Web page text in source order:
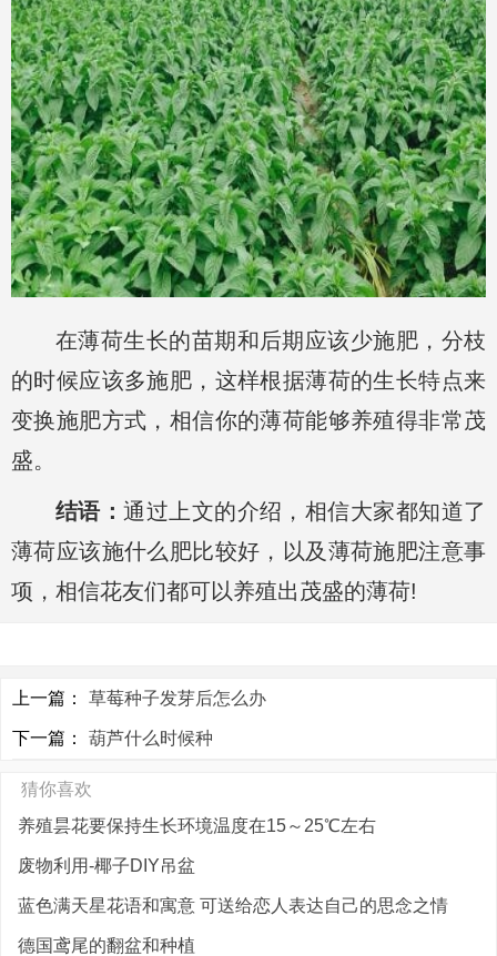
在薄荷生长的苗期和后期应该少施肥，分枝
的时候应该多施肥，这样根据薄荷的生长特点来
变换施肥方式，相信你的薄荷能够养殖得非常茂
盛。
结语：通过上文的介绍，相信大家都知道了
薄荷应该施什么肥比较好，以及薄荷施肥注意事
项，相信花友们都可以养殖出茂盛的薄荷!
上一篇： 草莓种子发芽后怎么办
下一篇： 葫芦什么时候种
猜你喜欢
养殖昙花要保持生长环境温度在15～25℃左右
废物利用-椰子DIY吊盆
蓝色满天星花语和寓意 可送给恋人表达自己的思念之情
德国鸢尾的翻盆和种植